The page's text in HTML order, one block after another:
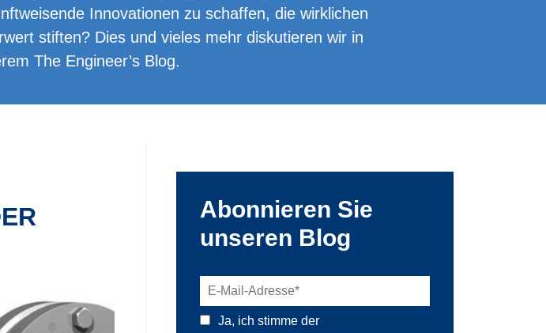
Innovationen zu schaffen, die wirklichen
stiften? Dies und vieles mehr diskutieren wir in
The Engineer’s Blog.
Abonnieren Sie
unseren Blog
Ja, ich stimme der